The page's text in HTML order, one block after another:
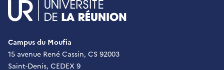
Campus du Moufia
15 avenue René Cassin, CS 92003
Saint-Denis, CEDEX 9